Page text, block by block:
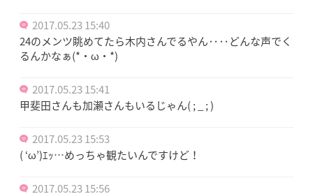
2017.05.23 15:40
24のメンツ眺めてたら木内さんでるやん‥‥どんな声でく
るんかなぁ(*・ω・*)
2017.05.23 15:41
甲斐田さんも加瀬さんもいるじゃん( ; _ ; )
2017.05.23 15:53
( ‘ω’)ｴｯ…めっちゃ観たいんですけど！
2017.05.23 15:56